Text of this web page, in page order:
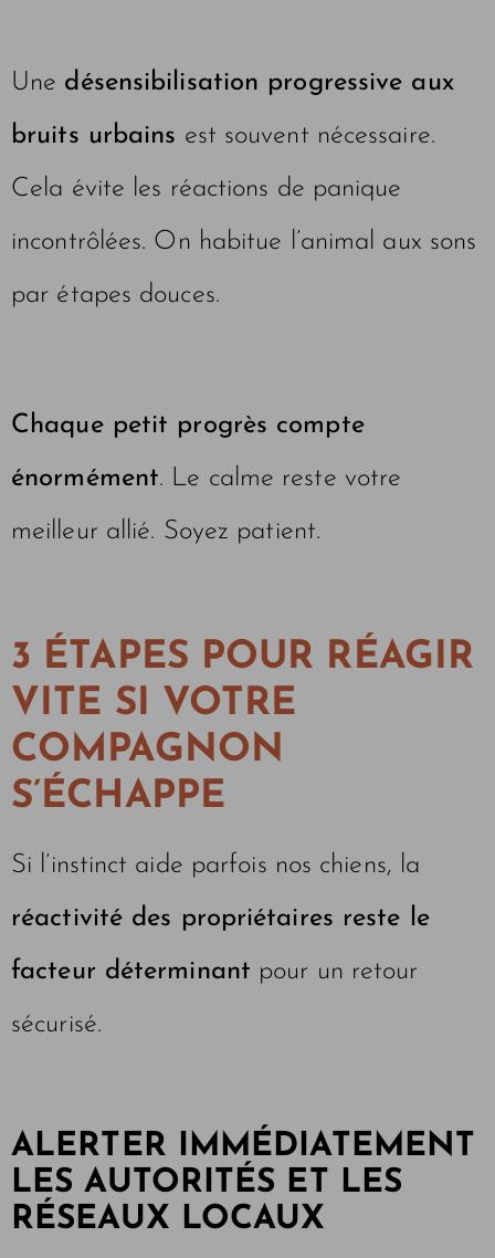
Une désensibilisation progressive aux
bruits urbains est souvent nécessaire.
Cela évite les réactions de panique
incontrôlées. On habitue l’animal aux sons
par étapes douces.
Chaque petit progrès compte
énormément. Le calme reste votre
meilleur allié. Soyez patient.
3 ÉTAPES POUR RÉAGIR
VITE SI VOTRE
COMPAGNON
S’ÉCHAPPE
Si l’instinct aide parfois nos chiens, la
réactivité des propriétaires reste le
facteur déterminant pour un retour
sécurisé.
ALERTER IMMÉDIATEMENT
LES AUTORITÉS ET LES
RÉSEAUX LOCAUX